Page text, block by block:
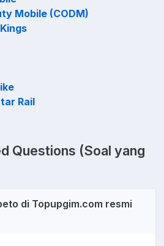
Mobile (CODM)
Rail
Questions (Soal yang
di Topupgim.com resmi